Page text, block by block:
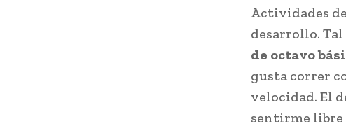
Actividades
desarrollo.
de octavo
gusta correr
velocidad. El
sentirme libre